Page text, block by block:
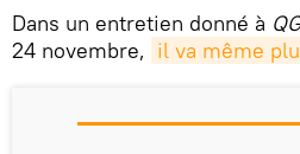
Dans un entretien donné à
24 novembre, il va même